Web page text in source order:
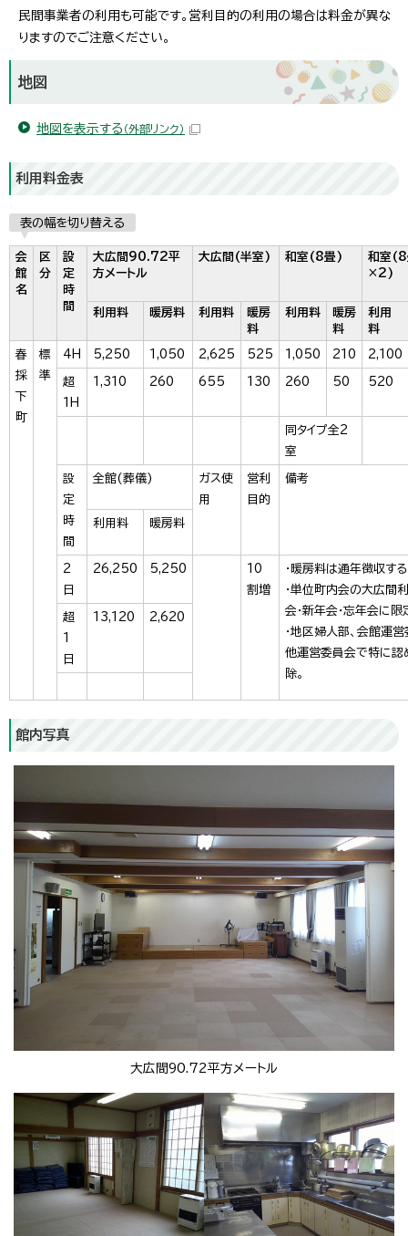
民間事業者の利用も可能です。営利目的の利用の場合は料金が異な
りますのでご注意ください。
地図
地図を表示する （外部リンク）
利用料金表
表の幅を切り替える
会
館
名
区
分
設
定
時
間
大広間90.72平
方メートル
大広間(半室) 和室(8畳)
和室(8
×2)
利用料 暖房料 利用料
暖房
料
利用料
暖房
料
利用
料
春
採
下
町
標
準
4H 5,250 1,050 2,625 525 1,050 210 2,100
超
1H
1,310 260 655 130 260 50 520
同タイプ全2
室
設
定
時
間
全館(葬儀)
ガス使
用
営利
目的
備考
利用料 暖房料
2
日
26,250 5,250
10
割増
・暖房料は通年徴収する
・単位町内会の大広間
会・新年会・忘年会に限
・地区婦人部、会館運
他運営委員会で特に認
除。
超
1
日
13,120 2,620
館内写真
大広間90.72平方メートル